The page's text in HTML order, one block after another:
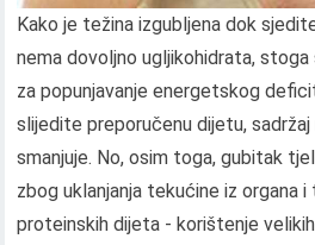
Kako je težina izgubljena dok
nema dovoljno ugljikohidrata,
za popunjavanje energetskog
slijedite preporučenu dijetu,
smanjuje. No, osim toga, gubitak
zbog uklanjanja tekućine iz organa
proteinskih dijeta - korištenje